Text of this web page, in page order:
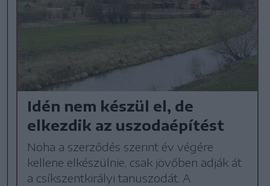
Idén nem készül el, de
elkezdik az uszodaépítést
Noha a szerződés szerint év végére
kellene elkészülnie, csak jövőben adják át
a csíkszentkirályi tanuszodát. A